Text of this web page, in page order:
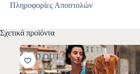
Πληροφορίες Αποστολών
Σχετικά προϊόντα
SOLD OUT